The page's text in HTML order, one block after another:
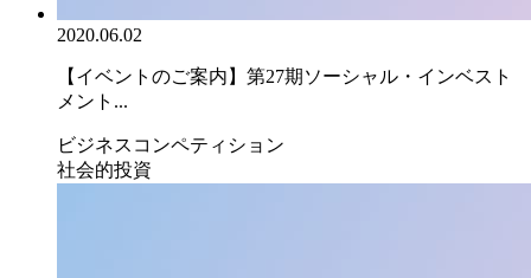
2020.06.02
【イベントのご案内】第27期ソーシャル・インベスト
メント...
ビジネスコンペティション
社会的投資